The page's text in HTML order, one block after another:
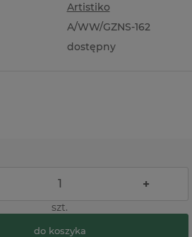
Artistiko
A/WW/GZNS-162
dostępny
+
szt.
do koszyka